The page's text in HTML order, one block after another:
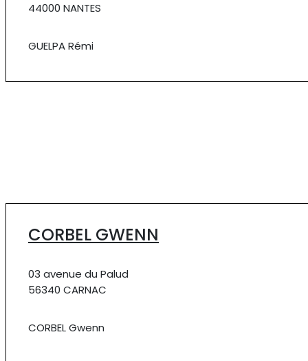
44000 NANTES
GUELPA Rémi
CORBEL GWENN
03 avenue du Palud
56340 CARNAC
CORBEL Gwenn